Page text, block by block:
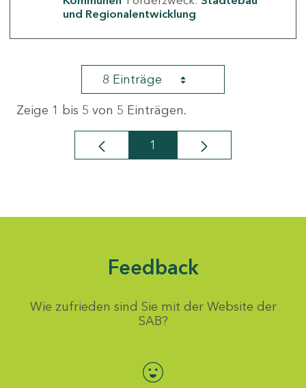
und Regionalentwicklung
8 Einträge
Zeige 1 bis 5 von 5 Einträgen.
Seite
1
Feedback
Wie zufrieden sind Sie mit der Website der
SAB?
Bewertung auswählen